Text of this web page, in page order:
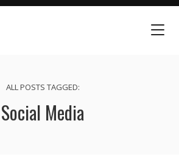
ALL POSTS TAGGED:
Social Media